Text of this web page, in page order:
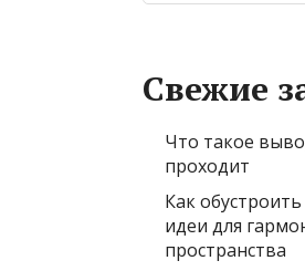
Свежие
Что такое
проходит
Как обустроить
идеи для
пространства